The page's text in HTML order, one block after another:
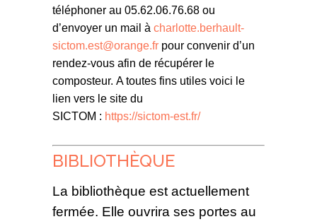
téléphoner au 05.62.06.76.68 ou
d’envoyer un mail à charlotte.berhault-
sictom.est@orange.fr pour convenir d’un
rendez-vous afin de récupérer le
composteur. A toutes fins utiles voici le
lien vers le site du
SICTOM : https://sictom-est.fr/
BIBLIOTHÈQUE
La bibliothèque est actuellement
fermée. Elle ouvrira ses portes au